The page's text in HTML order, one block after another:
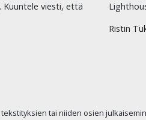
Kuuntele viesti, että
Ristin
tai niiden osien